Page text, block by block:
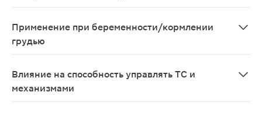
Применение при беременности/кормлении
грудью
Влияние на способность управлять ТС и
механизмами